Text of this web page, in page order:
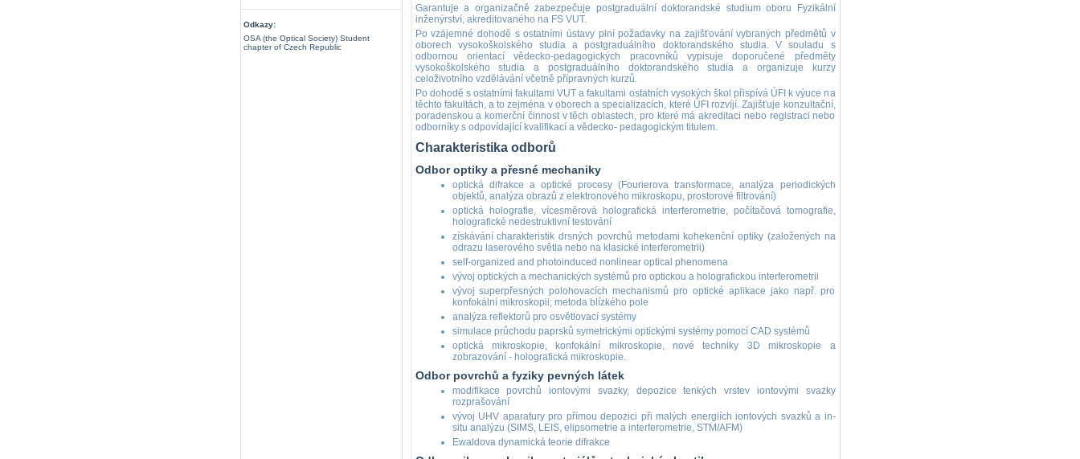
Odkazy:
OSA (the Optical Society) Student
chapter of Czech Republic
Garantuje a organizačně zabezpečuje postgraduální doktorandské studium oboru Fyzikální
inženýrství, akreditovaného na FS VUT.
Po vzájemné dohodě s ostatními ústavy plní požadavky na zajišťování vybraných předmětů v
oborech vysokoškolského studia a postgraduálního doktorandského studia. V souladu s
odbornou orientací vědecko-pedagogických pracovníků vypisuje doporučené předměty
vysokoškolského studia a postgraduálního doktorandského studia a organizuje kurzy
celoživotního vzdělávání včetně přípravných kurzů.
Po dohodě s ostatními fakultami VUT a fakultami ostatních vysokých škol přispívá ÚFI k výuce na
těchto fakultách, a to zejména v oborech a specializacích, které ÚFI rozvíjí. Zajišťuje konzultační,
poradenskou a komerční činnost v těch oblastech, pro které má akreditaci nebo registraci nebo
odborníky s odpovídající kvalifikací a vědecko- pedagogickým titulem.
Charakteristika odborů
Odbor optiky a přesné mechaniky
optická difrakce a optické procesy (Fourierova transformace, analýza periodických
objektů, analýza obrazů z elektronového mikroskopu, prostorové filtrování)
optická holografie, vícesměrová holografická interferometrie, počítačová tomografie,
holografické nedestruktivní testování
získávání charakteristik drsných povrchů metodami kohekenční optiky (založených na
odrazu laserového světla nebo na klasické interferometrii)
self-organized and photoinduced nonlinear optical phenomena
vývoj optických a mechanických systémů pro optickou a holografickou interferometrii
vývoj superpřesných polohovacích mechanismů pro optické aplikace jako např. pro
konfokální mikroskopii; metoda blízkého pole
analýza reflektorů pro osvětlovací systémy
simulace průchodu paprsků symetrickými optickými systémy pomocí CAD systémů
optická mikroskopie, konfokální mikroskopie, nové techniky 3D mikroskopie a
zobrazování - holografická mikroskopie.
Odbor povrchů a fyziky pevných látek
modifikace povrchů iontovými svazky, depozice tenkých vrstev iontovými svazky
rozprašování
vývoj UHV aparatury pro přímou depozici při malých energiích iontových svazků a in-
situ analýzu (SIMS, LEIS, elipsometrie a interferometrie, STM/AFM)
Ewaldova dynamická teorie difrakce